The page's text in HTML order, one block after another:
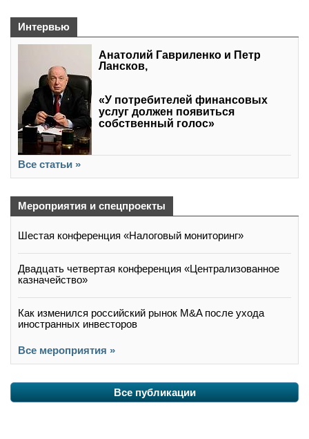
Интервью
Анатолий Гавриленко и Петр
Лансков,
«У потребителей финансовых
услуг должен появиться
собственный голос»
Все статьи »
Мероприятия и спецпроекты
Шестая конференция «Налоговый мониторинг»
Двадцать четвертая конференция «Централизованное
казначейство»
Как изменился российский рынок M&A после ухода
иностранных инвесторов
Все мероприятия »
Все публикации